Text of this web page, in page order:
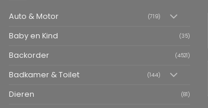
Auto & Motor (719)
Baby en Kind (35)
Backorder (4521)
Badkamer & Toilet (144)
Dieren (81)